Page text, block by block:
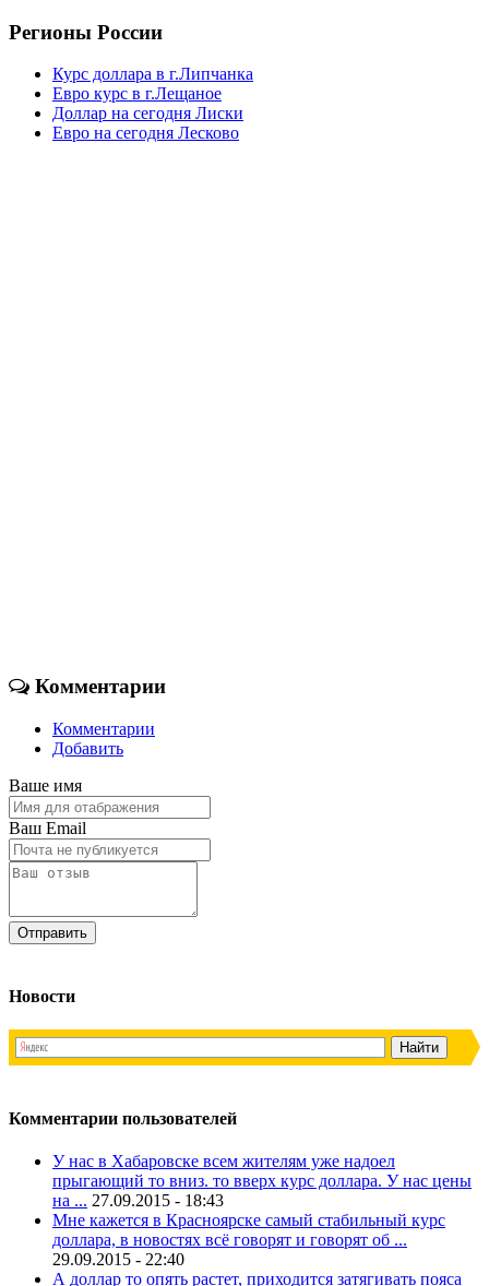
Регионы России
Курс доллара в г.Липчанка
Евро курс в г.Лещаное
Доллар на сегодня Лиски
Евро на сегодня Лесково
Комментарии
Комментарии
Добавить
Ваше имя
Ваш Email
Новости
Комментарии пользователей
У нас в Хабаровске всем жителям уже надоел
прыгающий то вниз. то вверх курс доллара. У нас цены
на ... 27.09.2015 - 18:43
Мне кажется в Красноярске самый стабильный курс
доллара, в новостях всё говорят и говорят об ...
29.09.2015 - 22:40
А доллар то опять растет, приходится затягивать пояса